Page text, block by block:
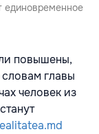
единовременное
повышены,
главы
человек из